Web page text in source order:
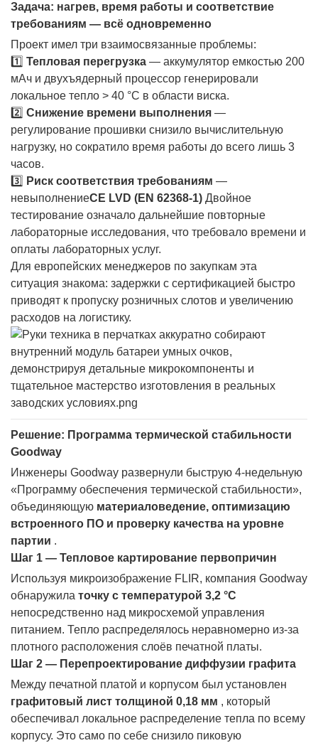
Задача: нагрев, время работы и соответствие
требованиям — всё одновременно
Проект имел три взаимосвязанные проблемы:
1️⃣ Тепловая перегрузка — аккумулятор емкостью 200
мАч и двухъядерный процессор генерировали
локальное тепло > 40 °C в области виска.
2️⃣ Снижение времени выполнения —
регулирование прошивки снизило вычислительную
нагрузку, но сократило время работы до всего лишь 3
часов.
3️⃣ Риск соответствия требованиям —
невыполнениеCE LVD (EN 62368-1) Двойное
тестирование означало дальнейшие повторные
лабораторные исследования, что требовало времени и
оплаты лабораторных услуг.
Для европейских менеджеров по закупкам эта
ситуация знакома: задержки с сертификацией быстро
приводят к пропуску розничных слотов и увеличению
расходов на логистику.
Решение: Программа термической стабильности
Goodway
Инженеры Goodway развернули быструю 4-недельную
«Программу обеспечения термической стабильности»,
объединяющую материаловедение, оптимизацию
встроенного ПО и проверку качества на уровне
партии .
Шаг 1 — Тепловое картирование первопричин
Используя микроизображение FLIR, компания Goodway
обнаружила точку с температурой 3,2 °C
непосредственно над микросхемой управления
питанием. Тепло распределялось неравномерно из-за
плотного расположения слоёв печатной платы.
Шаг 2 — Перепроектирование диффузии графита
Между печатной платой и корпусом был установлен
графитовый лист толщиной 0,18 мм , который
обеспечивал локальное распределение тепла по всему
корпусу. Это само по себе снизило пиковую